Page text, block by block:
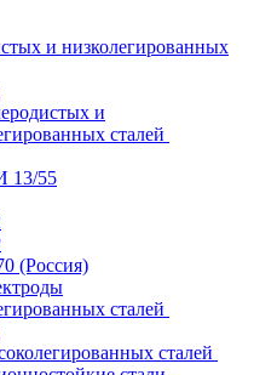
и низколегированных
и
сталей
55
(Россия)
сталей
сталей